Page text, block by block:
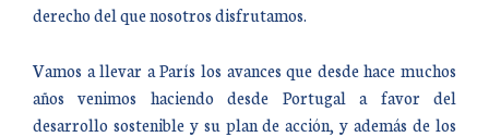
derecho del que nosotros disfrutamos.
Vamos a llevar a París los avances que desde hace muchos
años venimos haciendo desde Portugal a favor del
desarrollo sostenible y su plan de acción, y además de los